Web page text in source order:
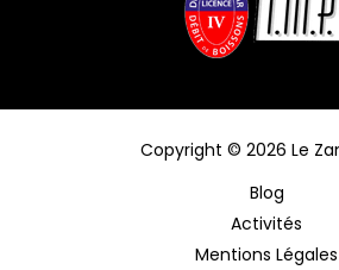
Copyright © 2026 Le
Blog
Activités
Mentions Légales